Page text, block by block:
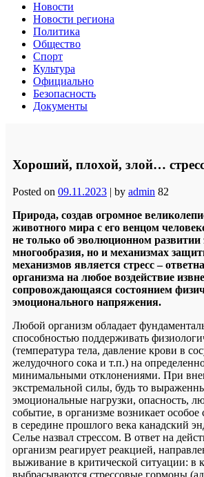
Новости
Новости региона
Политика
Общество
Спорт
Культура
Официально
Безопасность
Документы
Хороший, плохой, злой…
Posted on 09.11.2023 | by admin 82
Природа, создав огромное
животного мира с его венцом
не только об эволюционном развитии
многообразия, но и механизмах
механизмов является стресс –
организма на любое воздействие
сопровождающаяся состоянием
эмоционального напряжения.
Любой организм обладает
способностью поддерживать
(температура тела, давление крови в
желудочного сока и т.п.) на
минимальными отклонениями. При
экстремальной силы, будь то
эмоциональные нагрузки, опасность,
событие, в организме возникает особое
в середине прошлого века канадский
Селье назвал стрессом. В ответ на
организм реагирует реакцией,
выживание в критической ситуации: в
выбрасываются стрессовые гормоны